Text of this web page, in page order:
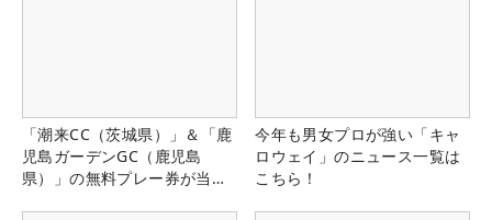
「潮来CC（茨城県）」＆「鹿
児島ガーデンGC（鹿児島
県）」の無料プレー券が当た
今年も男女プロが強い「キャ
ロウェイ」のニュース一覧は
こちら！